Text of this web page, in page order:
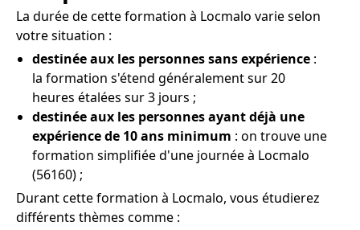
La durée de cette formation à Locmalo varie selon
votre situation :
destinée aux les personnes sans expérience :
la formation s'étend généralement sur 20
heures étalées sur 3 jours ;
destinée aux les personnes ayant déjà une
expérience de 10 ans minimum : on trouve une
formation simplifiée d'une journée à Locmalo
(56160) ;
Durant cette formation à Locmalo, vous étudierez
différents thèmes comme :